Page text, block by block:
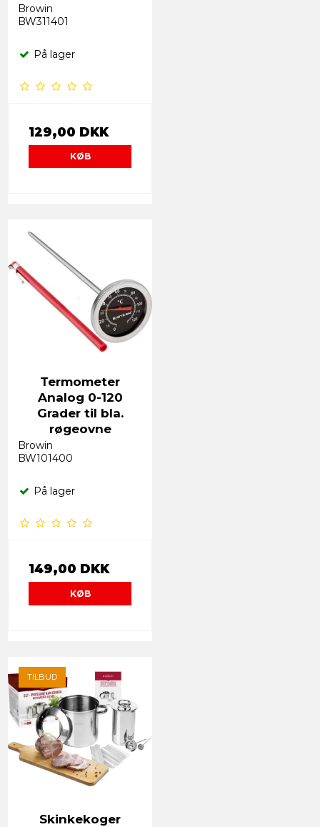
Browin
BW311401
På lager
129,00 DKK
KØB
Termometer
Analog 0-120
Grader til bla.
røgeovne
Browin
BW101400
På lager
149,00 DKK
KØB
TILBUD
Skinkekoger